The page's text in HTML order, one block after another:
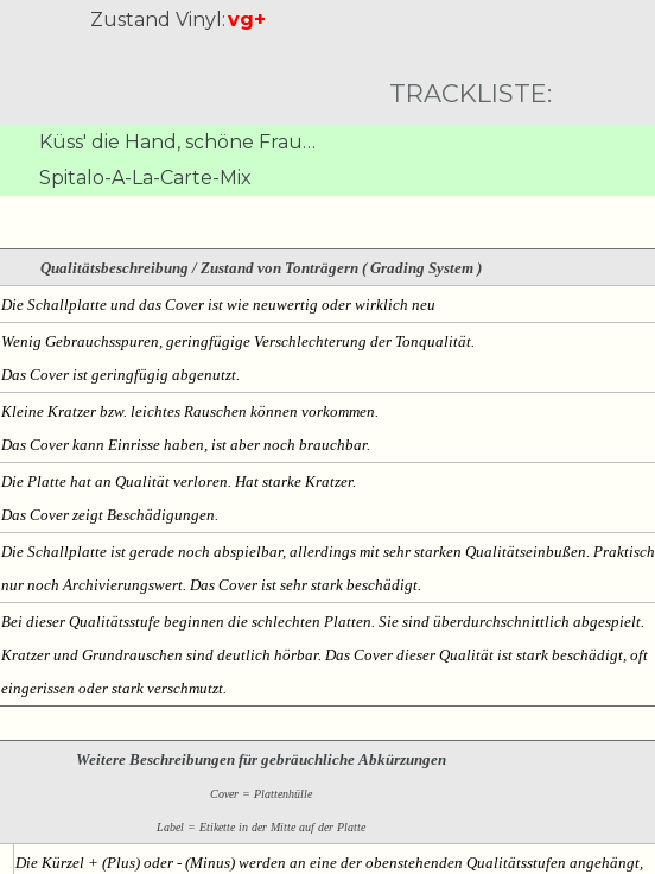
Zustand Vinyl:vg+
TRACKLISTE:
Küss' die Hand, schöne Frau…
Spitalo-A-La-Carte-Mix
Qualitätsbeschreibung / Zustand von Tonträgern ( Grading System )
Die Schallplatte und das Cover ist wie neuwertig oder wirklich neu
Wenig Gebrauchsspuren, geringfügige Verschlechterung der Tonqualität.
Das Cover ist geringfügig abgenutzt.
Kleine Kratzer bzw. leichtes Rauschen können vorkommen.
Das Cover kann Einrisse haben, ist aber noch brauchbar.
Die Platte hat an Qualität verloren. Hat starke Kratzer.
Das Cover zeigt Beschädigungen.
Die Schallplatte ist gerade noch abspielbar, allerdings mit sehr starken Qualitätseinbußen. Praktisch
nur noch Archivierungswert. Das Cover ist sehr stark beschädigt.
Bei dieser Qualitätsstufe beginnen die schlechten Platten. Sie sind überdurchschnittlich abgespielt.
Kratzer und Grundrauschen sind deutlich hörbar. Das Cover dieser Qualität ist stark beschädigt, oft
eingerissen oder stark verschmutzt.
Weitere Beschreibungen für gebräuchliche Abkürzungen
Cover = Plattenhülle
Label = Etikette in der Mitte auf der Platte
Die Kürzel + (Plus) oder - (Minus) werden an eine der obenstehenden Qualitätsstufen angehängt,